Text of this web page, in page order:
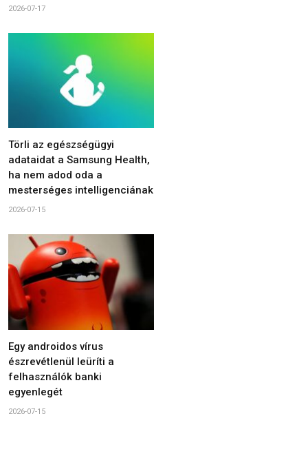
2026-07-17
Törli az egészségügyi
adataidat a Samsung Health,
ha nem adod oda a
mesterséges intelligenciának
2026-07-15
Egy androidos vírus
észrevétlenül leüríti a
felhasználók banki
egyenlegét
2026-07-15